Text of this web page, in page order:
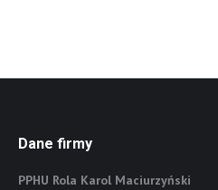
Dane firmy
PPHU Rola Karol Maciurzyński